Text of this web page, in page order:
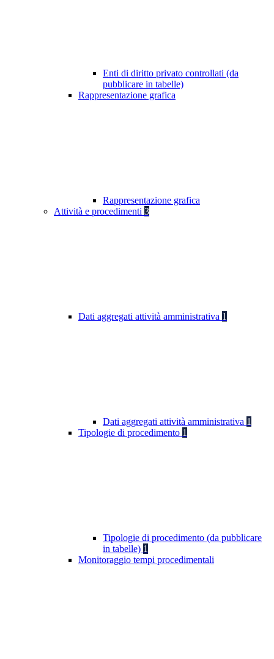
Enti di diritto privato controllati (da
pubblicare in tabelle)
Rappresentazione grafica
Rappresentazione grafica
Attività e procedimenti 3
Dati aggregati attività amministrativa 1
Dati aggregati attività amministrativa 1
Tipologie di procedimento 1
Tipologie di procedimento (da pubblicare
in tabelle) 1
Monitoraggio tempi procedimentali